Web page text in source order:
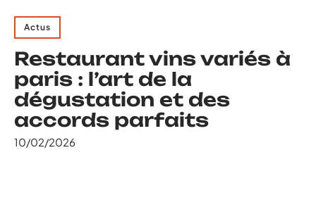
Actus
Restaurant vins variés à
paris : l’art de la
dégustation et des
accords parfaits
10/02/2026